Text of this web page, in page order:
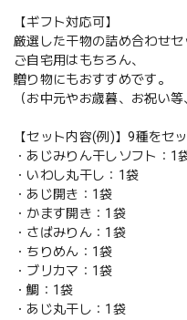
【ギフト対応可】
厳選した干物の詰め合わせセ
ご自宅用はもちろん、
贈り物にもおすすめです。
（お中元やお歳暮、お祝い等
【セット内容(例)】9種をセ
・あじみりん干しソフト：1
・いわし丸干し：1袋
・あじ開き：1袋
・かます開き：1袋
・さばみりん：1袋
・ちりめん：1袋
・ブリカマ：1袋
・鯛：1袋
・あじ丸干し：1袋